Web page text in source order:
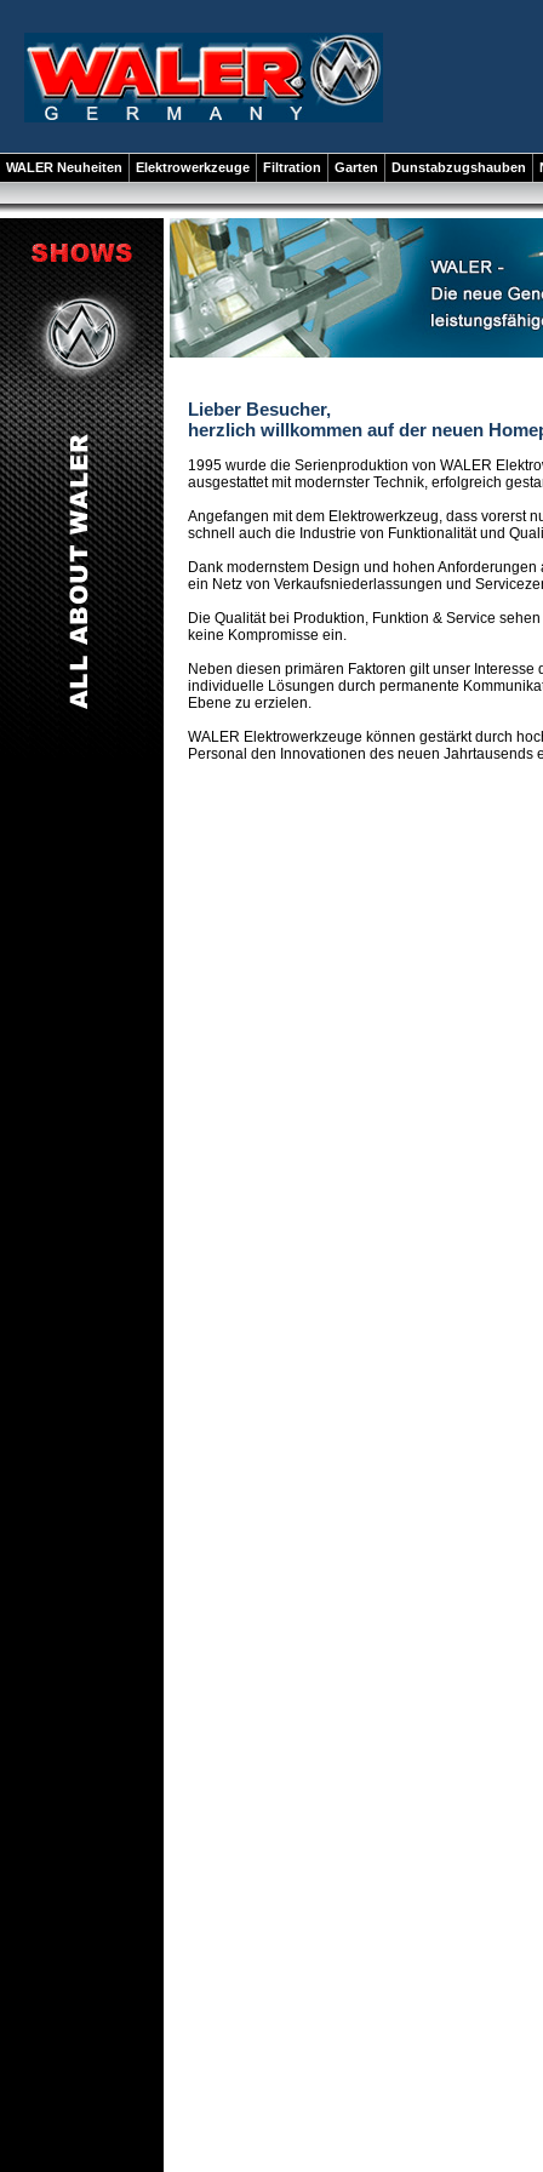
WALER Neuheiten Elektrowerkzeuge Filtration Garten Dunstabzugshauben
Lieber Besucher,
herzlich willkommen auf der neuen
1995 wurde die Serienproduktion von WALER
ausgestattet mit modernster Technik, erfolgreich
Angefangen mit dem Elektrowerkzeug, dass vorerst
schnell auch die Industrie von Funktionalität und
Dank modernstem Design und hohen
ein Netz von Verkaufsniederlassungen und
Die Qualität bei Produktion, Funktion & Service
keine Kompromisse ein.
Neben diesen primären Faktoren gilt unser
individuelle Lösungen durch permanente
Ebene zu erzielen.
WALER Elektrowerkzeuge können gestärkt durch
Personal den Innovationen des neuen Jahrtausends